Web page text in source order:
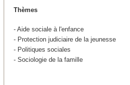
Thèmes
- Aide sociale à l'enfance
- Protection judiciaire de la jeunesse
- Politiques sociales
- Sociologie de la famille